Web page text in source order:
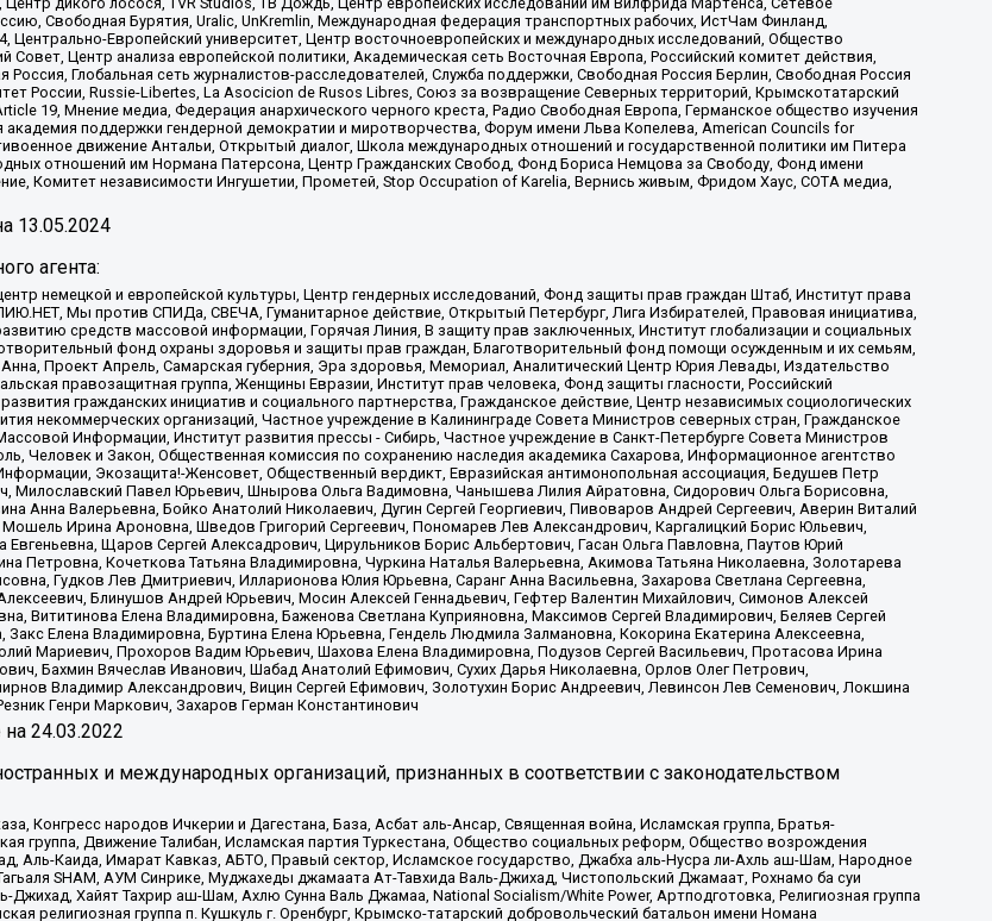
Свободная Бурятия, Uralic, UnKremlin, Международная федерация транспортных рабочих, ИстЧам Финланд,
Центрально-Европейский университет, Центр восточноевропейских и международных исследований, Общество
Центр анализа европейской политики, Академическая сеть Восточная Европа, Российский комитет действия,
Глобальная сеть журналистов-расследователей, Служба поддержки, Свободная Россия Берлин, Свободная Россия
России, Russie-Libertes, La Asocicion de Rusos Libres, Союз за возвращение Северных территорий, Крымскотатарский
19, Мнение медиа, Федерация анархического черного креста, Радио Свободная Европа, Германское общество изучения
поддержки гендерной демократии и миротворчества, Форум имени Льва Копелева, American Councils for
движение Антальи, Открытый диалог, Школа международных отношений и государственной политики им Питера
отношений им Нормана Патерсона, Центр Гражданских Свобод, Фонд Бориса Немцова за Свободу, Фонд имени
Комитет независимости Ингушетии, Прометей, Stop Occupation of Karelia, Вернись живым, Фридом Хаус, СОТА медиа,
13.05.2024
агента:
немецкой и европейской культуры, Центр гендерных исследований, Фонд защиты прав граждан Штаб, Институт права
Мы против СПИДа, СВЕЧА, Гуманитарное действие, Открытый Петербург, Лига Избирателей, Правовая инициатива,
средств массовой информации, Горячая Линия, В защиту прав заключенных, Институт глобализации и социальных
фонд охраны здоровья и защиты прав граждан, Благотворительный фонд помощи осужденным и их семьям,
Проект Апрель, Самарская губерния, Эра здоровья, Мемориал, Аналитический Центр Юрия Левады, Издательство
правозащитная группа, Женщины Евразии, Институт прав человека, Фонд защиты гласности, Российский
гражданских инициатив и социального партнерства, Гражданское действие, Центр независимых социологических
некоммерческих организаций, Частное учреждение в Калининграде Совета Министров северных стран, Гражданское
Информации, Институт развития прессы - Сибирь, Частное учреждение в Санкт-Петербурге Совета Министров
Человек и Закон, Общественная комиссия по сохранению наследия академика Сахарова, Информационное агентство
Экозащита!-Женсовет, Общественный вердикт, Евразийская антимонопольная ассоциация, Бедушев Петр
Милославский Павел Юрьевич, Шнырова Ольга Вадимовна, Чанышева Лилия Айратовна, Сидорович Ольга Борисовна,
Анна Валерьевна, Бойко Анатолий Николаевич, Дугин Сергей Георгиевич, Пивоваров Андрей Сергеевич, Аверин Виталий
Ирина Ароновна, Шведов Григорий Сергеевич, Пономарев Лев Александрович, Каргалицкий Борис Юльевич,
Щаров Сергей Алексадрович, Цирульников Борис Альбертович, Гасан Ольга Павловна, Паутов Юрий
Петровна, Кочеткова Татьяна Владимировна, Чуркина Наталья Валерьевна, Акимова Татьяна Николаевна, Золотарева
Гудков Лев Дмитриевич, Илларионова Юлия Юрьевна, Саранг Анна Васильевна, Захарова Светлана Сергеевна,
Блинушов Андрей Юрьевич, Мосин Алексей Геннадьевич, Гефтер Валентин Михайлович, Симонов Алексей
Вититинова Елена Владимировна, Баженова Светлана Куприяновна, Максимов Сергей Владимирович, Беляев Сергей
Елена Владимировна, Буртина Елена Юрьевна, Гендель Людмила Залмановна, Кокорина Екатерина Алексеевна,
Мариевич, Прохоров Вадим Юрьевич, Шахова Елена Владимировна, Подузов Сергей Васильевич, Протасова Ирина
Бахмин Вячеслав Иванович, Шабад Анатолий Ефимович, Сухих Дарья Николаевна, Орлов Олег Петрович,
Владимир Александрович, Вицин Сергей Ефимович, Золотухин Борис Андреевич, Левинсон Лев Семенович, Локшина
Генри Маркович, Захаров Герман Константинович
на 24.03.2022
и международных организаций, признанных в соответствии с законодательством
Конгресс народов Ичкерии и Дагестана, База, Асбат аль-Ансар, Священная война, Исламская группа, Братья-
группа, Движение Талибан, Исламская партия Туркестана, Общество социальных реформ, Общество возрождения
Аль-Каида, Имарат Кавказ, АБТО, Правый сектор, Исламское государство, Джабха аль-Нусра ли-Ахль аш-Шам, Народное
SHAM, АУМ Синрике, Муджахеды джамаата Ат-Тавхида Валь-Джихад, Чистопольский Джамаат, Рохнамо ба суи
Джихад, Хайят Тахрир аш-Шам, Ахлю Сунна Валь Джамаа, National Socialism/White Power, Артподготовка, Религиозная группа
религиозная группа п. Кушкуль г. Оренбург, Крымско-татарский добровольческий батальон имени Номана